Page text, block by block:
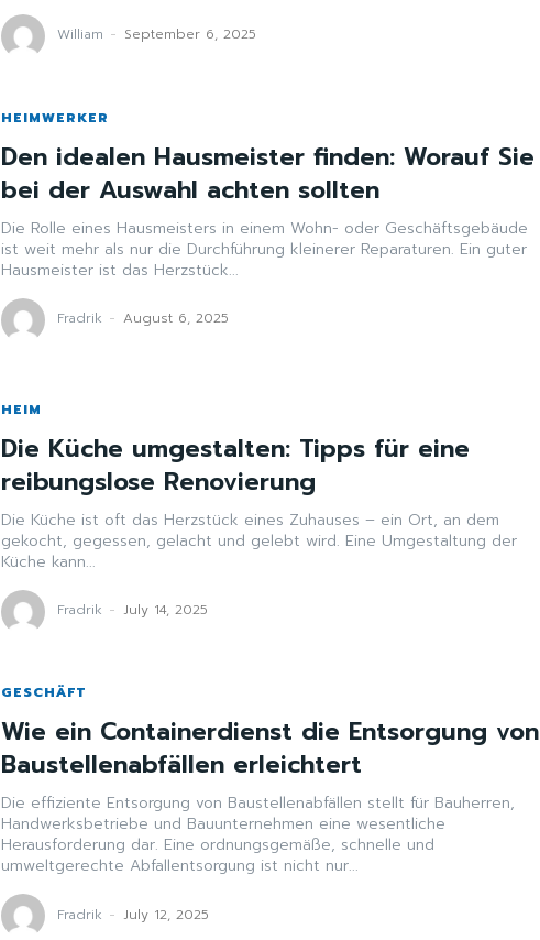
William - September 6, 2025
HEIMWERKER
Den idealen Hausmeister finden: Worauf Sie
bei der Auswahl achten sollten
Die Rolle eines Hausmeisters in einem Wohn- oder Geschäftsgebäude
ist weit mehr als nur die Durchführung kleinerer Reparaturen. Ein guter
Hausmeister ist das Herzstück...
Fradrik - August 6, 2025
HEIM
Die Küche umgestalten: Tipps für eine
reibungslose Renovierung
Die Küche ist oft das Herzstück eines Zuhauses – ein Ort, an dem
gekocht, gegessen, gelacht und gelebt wird. Eine Umgestaltung der
Küche kann...
Fradrik - July 14, 2025
GESCHÄFT
Wie ein Containerdienst die Entsorgung von
Baustellenabfällen erleichtert
Die effiziente Entsorgung von Baustellenabfällen stellt für Bauherren,
Handwerksbetriebe und Bauunternehmen eine wesentliche
Herausforderung dar. Eine ordnungsgemäße, schnelle und
umweltgerechte Abfallentsorgung ist nicht nur...
Fradrik - July 12, 2025